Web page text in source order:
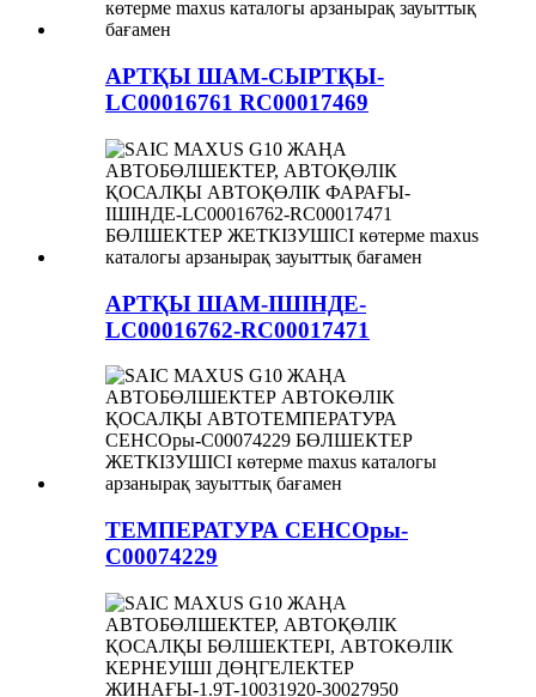
АРТҚЫ ШАМ-СЫРТҚЫ-
LC00016761 RC00017469
АРТҚЫ ШАМ-ІШІНДЕ-
LC00016762-RC00017471
ТЕМПЕРАТУРА СЕНСОры-
C00074229